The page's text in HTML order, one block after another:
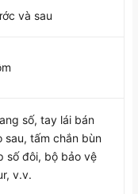
và sau
số, tay lái bán
sau, tấm chắn bùn
số đôi, bộ bảo vệ
v.v.